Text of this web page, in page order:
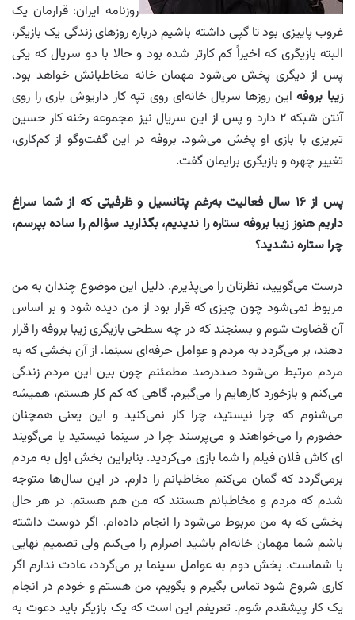
روزنامه ایران: قرارمان یک
غروب پاییزی بود تا گپی داشته باشیم درباره روزهای زندگی یک بازیگر،
البته بازیگری که اخیراً کم کار‌تر شده بود و حالا با دو سریال که یکی
پس از دیگری پخش می‌شود مهمان خانه مخاطبانش خواهد بود.
زیبا بروفهاین روزها سریال خانه‌ای روی تپه کار داریوش یاری را روی
آنتن شبکه ۲ دارد و پس از این سریال نیز مجموعه رخنه کار حسین
تبریزی با بازی او پخش می‌شود. بروفه در این گفت‌وگو از کم‌کاری،
تغییر چهره و بازیگری برایمان گفت.
پس از ۱۶ سال فعالیت به‌رغم پتانسیل و ظرفیتی که از شما سراغ
داریم هنوز زیبا بروفه ستاره را ندیدیم، بگذارید سؤالم را ساده بپرسم،
چرا ستاره نشدید؟
درست می‌گویید، نظرتان را می‌پذیرم. دلیل این موضوع چندان به من
مربوط نمی‌شود چون چیزی که قرار بود از من دیده شود و بر اساس
آن قضاوت شوم و بسنجند که در چه سطحی بازیگری زیبا بروفه را قرار
دهند، بر می‌گردد به مردم و عوامل حرفه‌ای سینما. از آن بخشی که به
مردم مرتبط می‌شود صددرصد مطمئنم چون بین این مردم زندگی
می‌کنم و بازخورد کارهایم را می‌گیرم. گاهی که کم کار هستم، همیشه
می‌شنوم که چرا نیستید، چرا کار نمی‌کنید و این یعنی همچنان
حضورم را می‌خواهند و می‌پرسند چرا در سینما نیستید یا می‌گویند
ای کاش فلان فیلم را شما بازی می‌کردید. بنابراین بخش اول به مردم
برمی‌گردد که گمان می‌کنم مخاطبانم را دارم. در این سال‌ها متوجه
شدم که مردم و مخاطبانم هستند که من هم هستم. در هر حال
بخشی که به من مربوط می‌شود را انجام داده‌ام. اگر دوست داشته
باشم شما مهمان خانه‌ام باشید اصرارم را می‌کنم ولی تصمیم نهایی
با شماست. بخش دوم به عوامل سینما بر می‌گردد، عادت ندارم اگر
کاری شروع شود تماس بگیرم و بگویم، من هستم و خودم در انجام
یک کار پیشقدم شوم. تعریفم این است که یک بازیگر باید دعوت به